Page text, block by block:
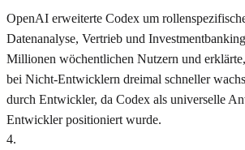
OpenAI erweiterte Codex um
Datenanalyse, Vertrieb und
Millionen wöchentlichen Nutzern und
bei Nicht-Entwicklern dreimal schneller
durch Entwickler, da Codex als universelle
Entwickler positioniert wurde.
4.